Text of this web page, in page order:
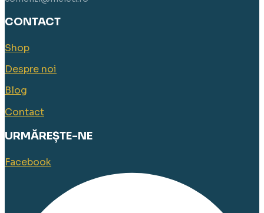
CONTACT
Shop
Despre noi
Blog
Contact
URMĂREȘTE-NE
Facebook